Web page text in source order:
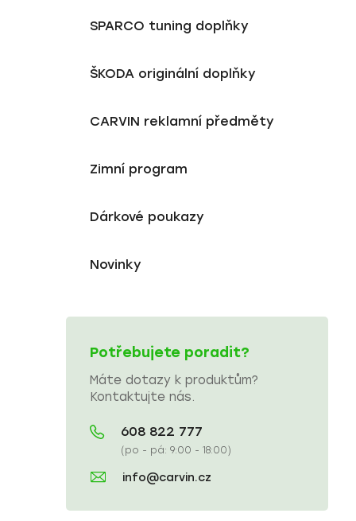
SPARCO tuning doplňky
ŠKODA originální doplňky
CARVIN reklamní předměty
Zimní program
Dárkové poukazy
Novinky
Potřebujete poradit?
Máte dotazy k produktům?
Kontaktujte nás.
608 822 777
(po - pá: 9:00 - 18:00)
info@carvin.cz